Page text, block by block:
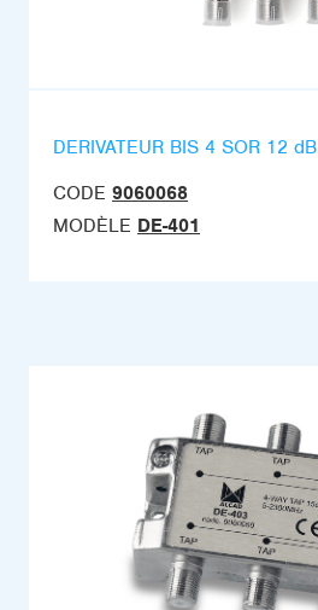
DERIVATEUR BIS 4 SOR 12 dB
CODE 9060068
MODÈLE DE-401